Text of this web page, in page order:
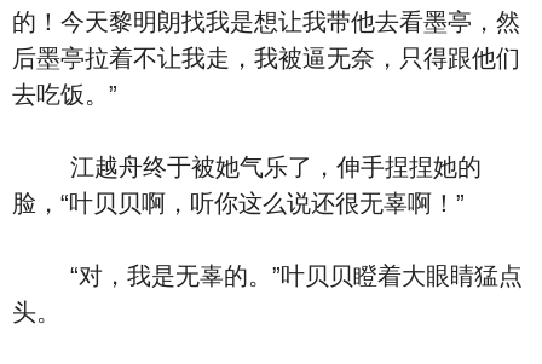
的！今天黎明朗找我是想让我带他去看墨亭，然
后墨亭拉着不让我走，我被逼无奈，只得跟他们
去吃饭。”
江越舟终于被她气乐了，伸手捏捏她的
脸，“叶贝贝啊，听你这么说还很无辜啊！”
“对，我是无辜的。”叶贝贝瞪着大眼睛猛点
头。